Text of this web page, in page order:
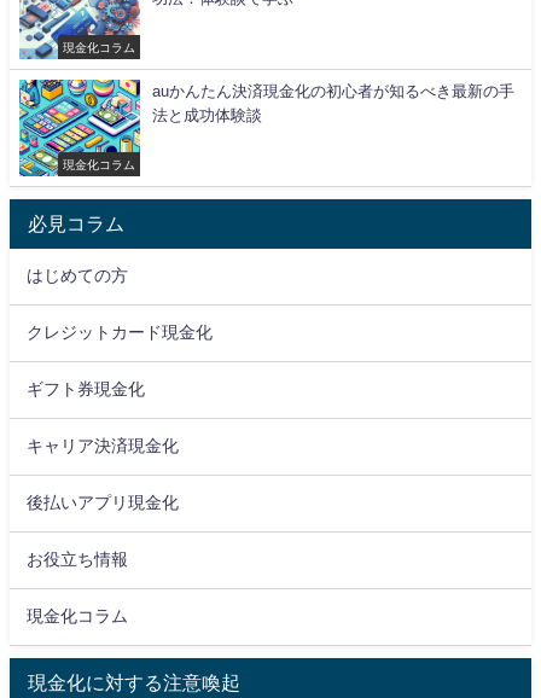
現金化コラム
現金化コラム
auかんたん決済現金化の初心者が知るべき最新の手
法と成功体験談
必見コラム
はじめての方
クレジットカード現金化
ギフト券現金化
キャリア決済現金化
後払いアプリ現金化
お役立ち情報
現金化コラム
現金化に対する注意喚起